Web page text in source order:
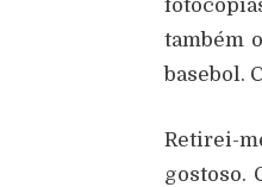
também
basebol.
Retirei-
gostoso.